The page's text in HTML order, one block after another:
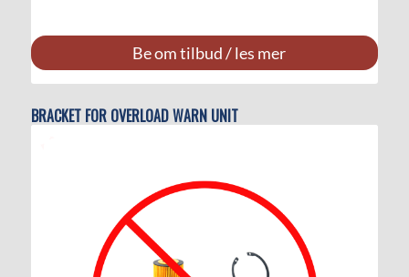
Be om tilbud / les mer
BRACKET FOR OVERLOAD WARN UNIT